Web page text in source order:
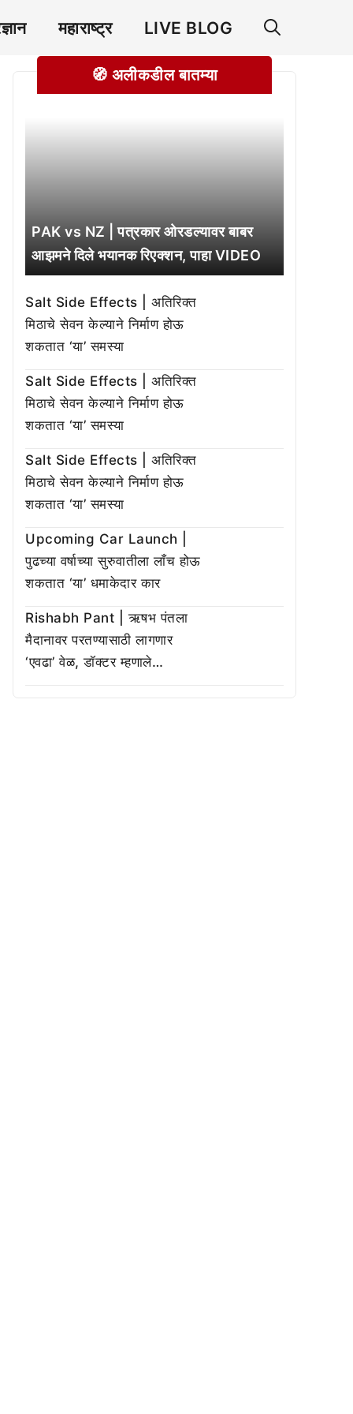
महाराष्ट्र LIVE BLOG
🧭 अलीकडील बातम्या
PAK vs NZ | पत्रकार ओरडल्यावर बाबर
आझमने दिले भयानक रिएक्शन, पाहा VIDEO
Salt Side Effects | अतिरिक्त
मिठाचे सेवन केल्याने निर्माण होऊ
शकतात ‘या’ समस्या
Salt Side Effects | अतिरिक्त
मिठाचे सेवन केल्याने निर्माण होऊ
शकतात ‘या’ समस्या
Salt Side Effects | अतिरिक्त
मिठाचे सेवन केल्याने निर्माण होऊ
शकतात ‘या’ समस्या
Upcoming Car Launch |
पुढच्या वर्षाच्या सुरुवातीला लाँच होऊ
शकतात ‘या’ धमाकेदार कार
Rishabh Pant | ऋषभ पंतला
मैदानावर परतण्यासाठी लागणार
‘एवढा’ वेळ, डॉक्टर म्हणाले…